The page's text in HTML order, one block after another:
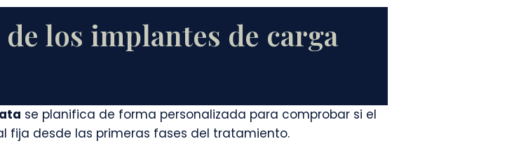
los implantes de carga
se planifica de forma personalizada para comprobar si el
fija desde las primeras fases del tratamiento.